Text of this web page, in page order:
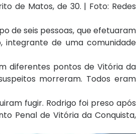
de seis pessoas, que efetuaram
integrante de uma comunidade
diferentes pontos de Vitória da
morreram. Todos eram
fugir. Rodrigo foi preso após
Penal de Vitória da Conquista,